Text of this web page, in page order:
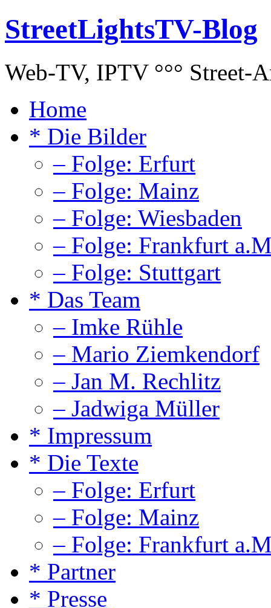
StreetLightsTV-Blog
Web-TV, IPTV °°° Street-
Home
* Die Bilder
– Folge: Erfurt
– Folge: Mainz
– Folge: Wiesbaden
– Folge: Frankfurt
– Folge: Stuttgart
* Das Team
– Imke Rühle
– Mario Ziemkendorf
– Jan M. Rechlitz
– Jadwiga Müller
* Impressum
* Die Texte
– Folge: Erfurt
– Folge: Mainz
– Folge: Frankfurt
* Partner
* Presse